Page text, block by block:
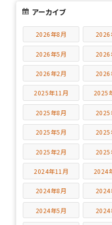
アーカイブ
2026年8月 2026
2026年5月 2026
2026年2月 2026
2025年11月 2025
2025年8月 2025
2025年5月 2025
2025年2月 2025
2024年11月 2024
2024年8月 2024
2024年5月 2024